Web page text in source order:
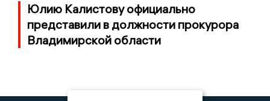
Юлию Калистову официально
представили в должности прокурора
Владимирской области